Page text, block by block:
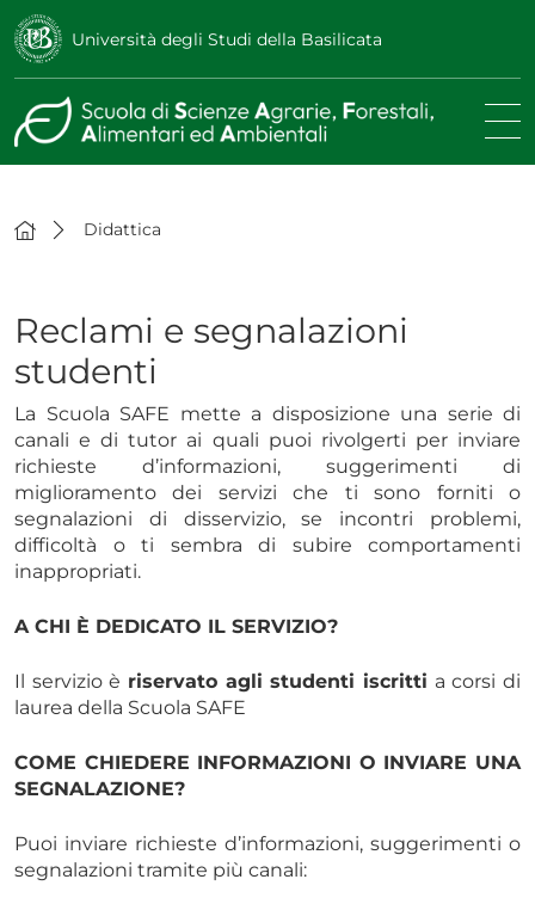
Università degli Studi della Basilicata
Didattica
Reclami e segnalazioni
studenti
La Scuola SAFE mette a disposizione una serie di
canali e di tutor ai quali puoi rivolgerti per inviare
richieste d’informazioni, suggerimenti di
miglioramento dei servizi che ti sono forniti o
segnalazioni di disservizio, se incontri problemi,
difficoltà o ti sembra di subire comportamenti
inappropriati.
A CHI È DEDICATO IL SERVIZIO?
Il servizio è riservato agli studenti iscritti a corsi di
laurea della Scuola SAFE
COME CHIEDERE INFORMAZIONI O INVIARE UNA
SEGNALAZIONE?
Puoi inviare richieste d’informazioni, suggerimenti o
segnalazioni tramite più canali: